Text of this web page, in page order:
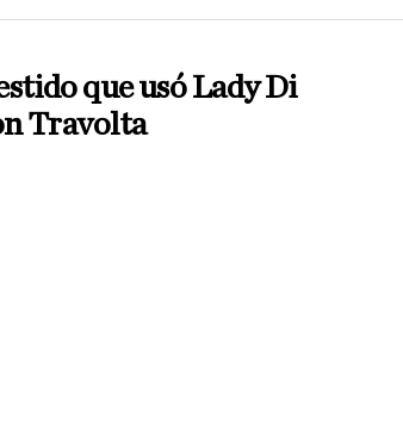
que usó Lady Di
Travolta